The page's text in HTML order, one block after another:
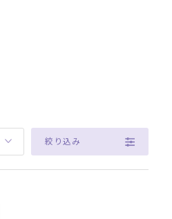
絞り込み